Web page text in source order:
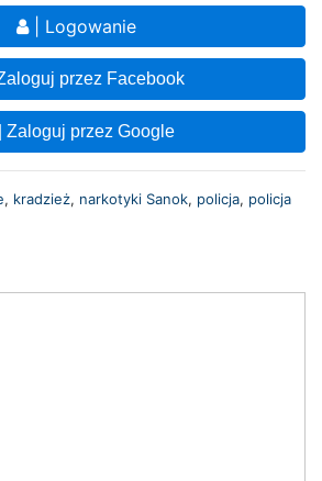
| Logowanie
przez Facebook
przez Google
, kradzież, narkotyki Sanok, policja, policja